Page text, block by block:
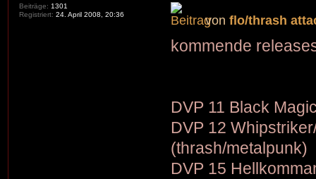
vonflo/thrash
kommende
DVP 11 Black
DVP 12
(thrash/metalpunk)
DVP 15
Beiträge: 1301
Registriert: 24. April 2008, 20:36